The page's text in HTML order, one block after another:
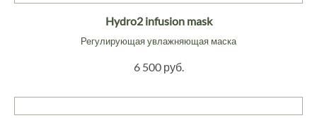
Hydro2 infusion mask
Регулирующая увлажняющая маска
6 500 руб.